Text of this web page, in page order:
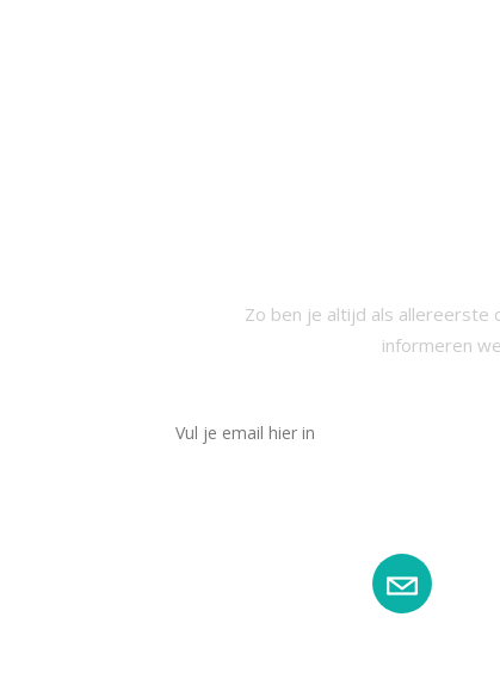
Zo ben je altijd als allereerste
informeren